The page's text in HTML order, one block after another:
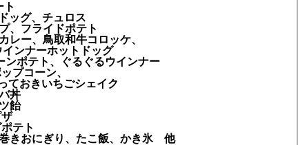
ト
ッグ、チュロス
、フライドポテト
レー、鳥取和牛コロッケ、
インナーホットドッグ
ポテト、ぐるぐるウインナー
プコーン、
ておきいちごシェイク
丼
飴
テト
きおにぎり、たこ飯、かき氷 他